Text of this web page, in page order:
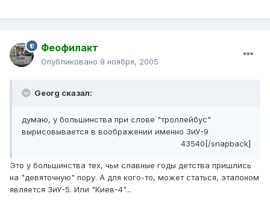
Феофилакт
Опубликовано 9 ноября, 2005
Georg сказал:
думаю, у большинства при слове "троллейбус"
вырисовывается в воображении именно ЗиУ-9
43540[/snapback]
Это у большинства тех, чьи славные годы детства пришлись
на "девяточную" пору. А для кого-то, может статься, эталоном
является ЗиУ-5. Или "Киев-4"...